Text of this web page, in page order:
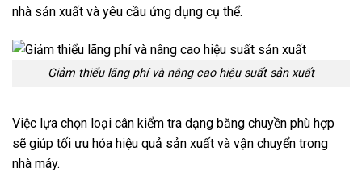
nhà sản xuất và yêu cầu ứng dụng cụ thể.
Giảm thiểu lãng phí và nâng cao hiệu suất sản xuất
Việc lựa chọn loại cân kiểm tra dạng băng chuyền phù hợp
sẽ giúp tối ưu hóa hiệu quả sản xuất và vận chuyển trong
nhà máy.